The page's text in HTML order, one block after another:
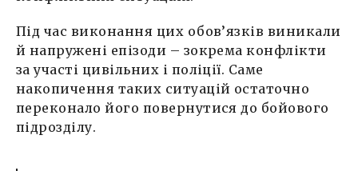
Під час виконання цих обов’язків виникали
й напружені епізоди – зокрема конфлікти
за участі цивільних і поліції. Саме
накопичення таких ситуацій остаточно
переконало його повернутися до бойового
підрозділу.